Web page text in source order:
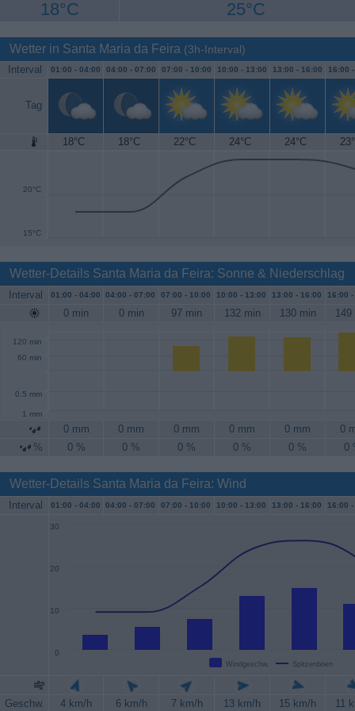
18°C 25°C
Wetter in Santa Maria da Feira (3h-Interval)
Interval 01:00 - 04:00 04:00 - 07:00 07:00 - 10:00 10:00 - 13:00 13:00 - 16:00 16:00
Tag
18°C 18°C 22°C 24°C 24°C
15°C
20°C
25°C
Wetter-Details Santa Maria da Feira: Sonne & Niederschlag
Interval 01:00 - 04:00 04:00 - 07:00 07:00 - 10:00 10:00 - 13:00 13:00 - 16:00 16:00 -
0 min 0 min 97 min 132 min 130 min 149
60 min
120 min
0.5 mm
1 mm
0 mm 0 mm 0 mm 0 mm 0 mm
0
%
0 % 0 % 0 % 0 % 0 % 0
Wetter-Details Santa Maria da Feira: Wind
Interval 01:00 - 04:00 04:00 - 07:00 07:00 - 10:00 10:00 - 13:00 13:00 - 16:00 16:00 -
Windgeschw. Spitzenböen
0
10
20
30
Geschw. 4 km/h 6 km/h 7 km/h 13 km/h 15 km/h 11